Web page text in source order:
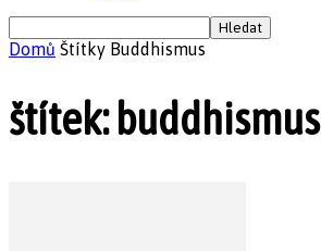
Domů Štítky Buddhismus
štítek: buddhismus